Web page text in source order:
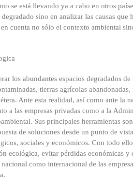
se está llevando ya a cabo en otros
sino en analizar las causas que
cuenta no sólo el contexto ambiental
los abundantes espacios degradados de
tierras agrícolas abandonadas,
Ante esta realidad, así como ante la
a las empresas privadas como a la
Sus principales herramientas
de soluciones desde un punto de
sociales y económicos. Con todo
ecológica, evitar pérdidas económicas y
como internacional de las